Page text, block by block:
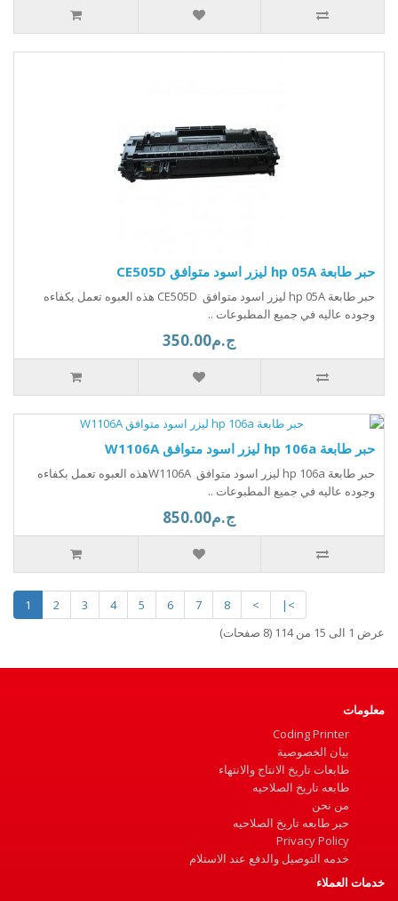
حبر طابعة hp 05A ليزر اسود متوافق CE505D
حبر طابعة hp 05A ليزر اسود متوافق CE505D هذه العبوه تعمل بكفاءه
وجوده عاليه في جميع المطبوعات ..
ج.م350.00
حبر طابعة hp 106a ليزر اسود متوافق W1106A
حبر طابعة hp 106a ليزر اسود متوافق W1106Aهذه العبوه تعمل بكفاءه
وجوده عاليه في جميع المطبوعات ..
ج.م850.00
1 2 3 4 5 6 7 8 >
>|
عرض 1 الى 15 من 114 (8 صفحات)
معلومات
Coding Printer
بيان الخصوصية
طابعات تاريخ الانتاج والانتهاء
طابعه تاريخ الصلاحيه
من نحن
حبر طابعه تاريخ الصلاحيه
Privacy Policy
خدمه التوصيل والدفع عند الاستلام
خدمات العملاء